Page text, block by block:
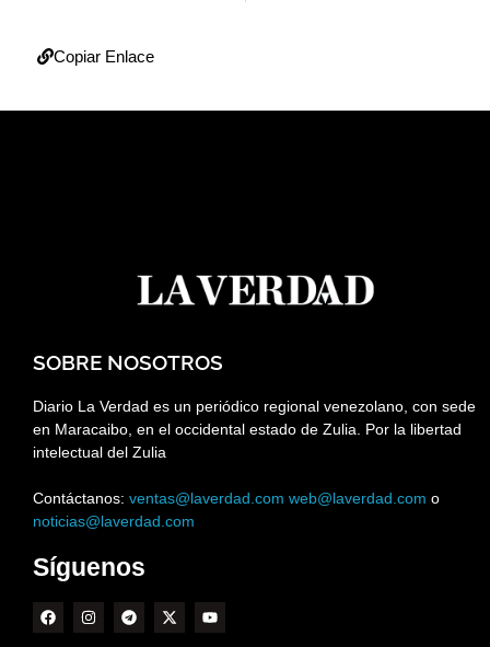
Copiar Enlace
SOBRE NOSOTROS
Diario La Verdad es un periódico regional venezolano, con sede
en Maracaibo, en el occidental estado de Zulia. Por la libertad
intelectual del Zulia
Contáctanos: ventas@laverdad.com web@laverdad.com o
noticias@laverdad.com
Síguenos